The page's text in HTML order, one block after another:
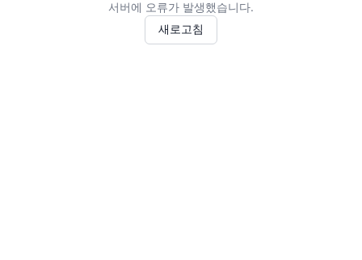
서버에 오류가 발생했습니다.
새로고침